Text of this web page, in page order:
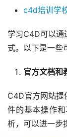
c4d培训学
学习C4D可以通
式。以下是一些
官方文档和
C4D官方网站提
件的基本操作
析，可以进一步